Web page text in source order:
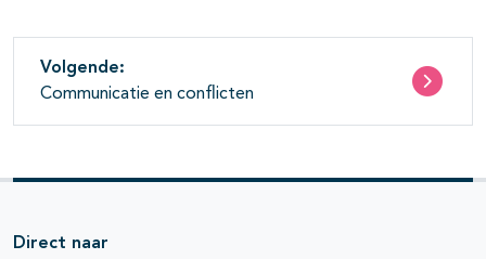
Volgende:
Communicatie en conflicten
Direct naar